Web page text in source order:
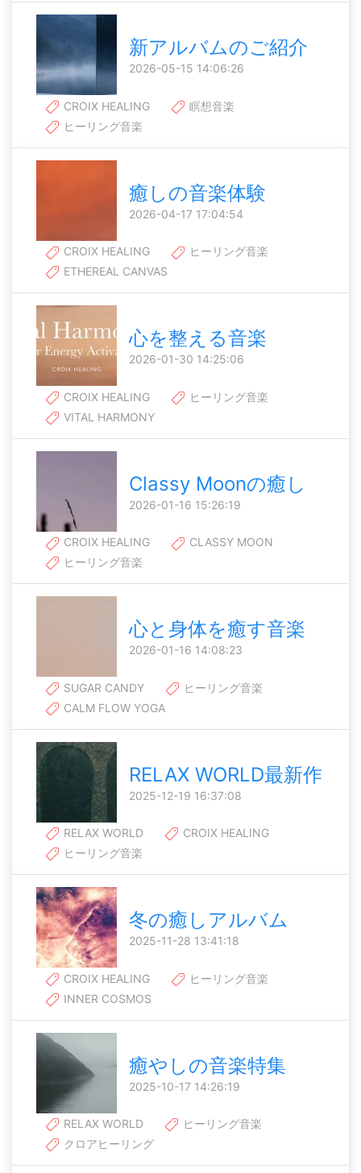
新アルバムのご紹介
2026-05-15 14:06:26
CROIX HEALING
瞑想音楽
ヒーリング音楽
癒しの音楽体験
2026-04-17 17:04:54
CROIX HEALING
ヒーリング音楽
ETHEREAL CANVAS
心を整える音楽
2026-01-30 14:25:06
CROIX HEALING
ヒーリング音楽
VITAL HARMONY
Classy Moonの癒し
2026-01-16 15:26:19
CROIX HEALING
CLASSY MOON
ヒーリング音楽
心と身体を癒す音楽
2026-01-16 14:08:23
SUGAR CANDY
ヒーリング音楽
CALM FLOW YOGA
RELAX WORLD最新作
2025-12-19 16:37:08
RELAX WORLD
CROIX HEALING
ヒーリング音楽
冬の癒しアルバム
2025-11-28 13:41:18
CROIX HEALING
ヒーリング音楽
INNER COSMOS
癒やしの音楽特集
2025-10-17 14:26:19
RELAX WORLD
ヒーリング音楽
クロアヒーリング